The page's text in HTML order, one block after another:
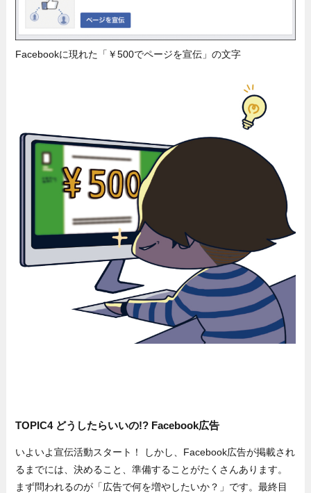
Facebookに現れた「￥500でページを宣伝」の文字
TOPIC4 どうしたらいいの!? Facebook広告
いよいよ宣伝活動スタート！ しかし、Facebook広告が掲載され
るまでには、決めること、準備することがたくさんあります。
まず問われるのが「広告で何を増やしたいか？」です。最終目